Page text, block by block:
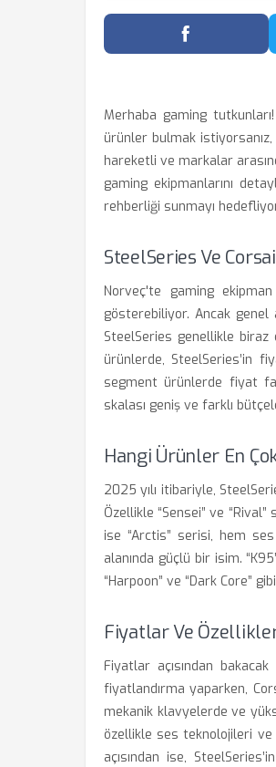
Merhaba gaming
ürünler bulmak
hareketli ve markalar
gaming ekipmanlarını
rehberliği sunmayı
SteelSeries Ve
Norveç'te gaming
gösterebiliyor. Ancak genel
SteelSeries genellikle
ürünlerde, SteelSeries’in
segment ürünlerde fiyat
skalası geniş ve farklı
Hangi Ürünler En
2025 yılı itibariyle,
Özellikle “Sensei” ve
ise “Arctis” serisi, hem
alanında güçlü bir isim.
“Harpoon” ve “Dark Core”
Fiyatlar Ve
Fiyatlar açısından
fiyatlandırma yaparken,
mekanik klavyelerde ve
özellikle ses teknolojileri ve
açısından ise,